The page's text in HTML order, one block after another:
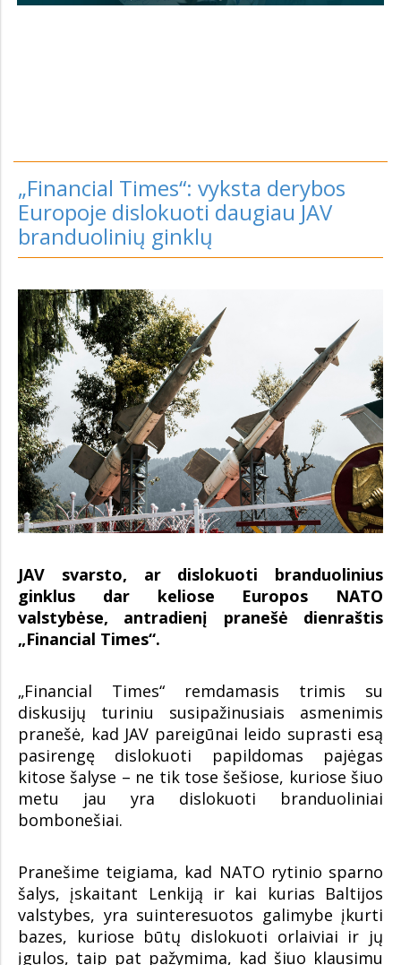
„Financial Times“: vyksta derybos
Europoje dislokuoti daugiau JAV
branduolinių ginklų
JAV svarsto, ar dislokuoti branduolinius
ginklus dar keliose Europos NATO
valstybėse, antradienį pranešė dienraštis
„Financial Times“.
„Financial Times“ remdamasis trimis su
diskusijų turiniu susipažinusiais asmenimis
pranešė, kad JAV pareigūnai leido suprasti esą
pasirengę dislokuoti papildomas pajėgas
kitose šalyse – ne tik tose šešiose, kuriose šiuo
metu jau yra dislokuoti branduoliniai
bombonešiai.
Pranešime teigiama, kad NATO rytinio sparno
šalys, įskaitant Lenkiją ir kai kurias Baltijos
valstybes, yra suinteresuotos galimybe įkurti
bazes, kuriose būtų dislokuoti orlaiviai ir jų
įgulos, taip pat pažymima, kad šiuo klausimu